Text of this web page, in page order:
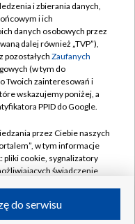
i zbierania danych,
i ich
danych osobowych przez
dalej również „TVP”),
pozostałych Zaufanych
(w tym do
Twoich zainteresowań i
wskazujemy poniżej, a
PPID do Google.
przez Ciebie naszych
w tym informacje
pliki cookie, sygnalizatory
świadczenie
do serwisu